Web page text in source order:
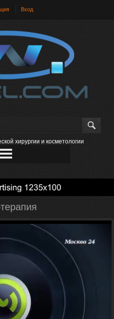
Вход
хирургии и косметологии